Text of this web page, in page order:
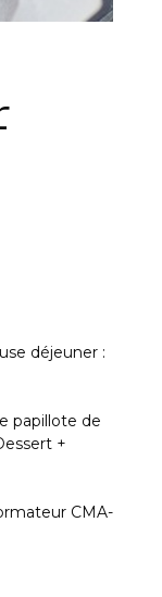
déjeuner :
papillote de
+
CMA-